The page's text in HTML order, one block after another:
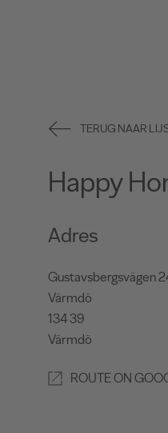
TERUG NAAR
Happy
Adres
Gustavsbergsvägen
Värmdö
134 39
Värmdö
ROUTE ON